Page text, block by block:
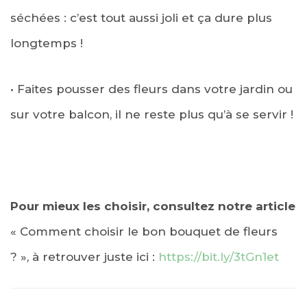
séchées : c’est tout aussi joli et ça dure plus
longtemps !
• Faites pousser des fleurs dans votre jardin ou
sur votre balcon, il ne reste plus qu’à se servir !
Pour mieux les choisir, consultez notre article
« Comment choisir le bon bouquet de fleurs
? », à retrouver juste ici : https://bit.ly/3tGn1et